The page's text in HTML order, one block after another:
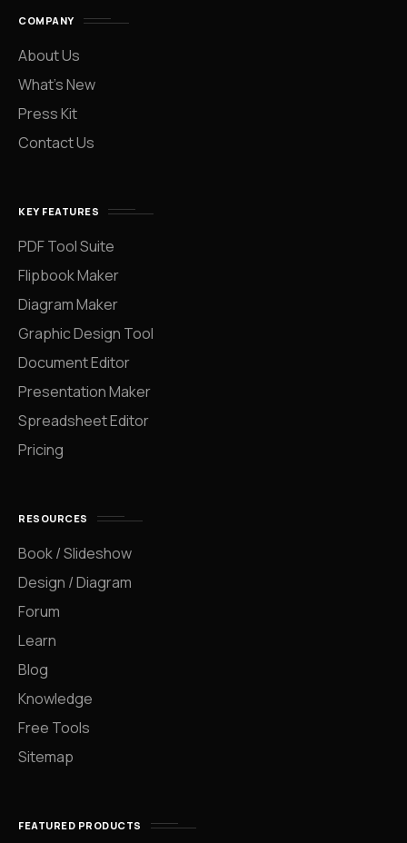
COMPANY
About Us
What’s New
Press Kit
Contact Us
KEY FEATURES
PDF Tool Suite
Flipbook Maker
Diagram Maker
Graphic Design Tool
Document Editor
Presentation Maker
Spreadsheet Editor
Pricing
RESOURCES
Book / Slideshow
Design / Diagram
Forum
Learn
Blog
Knowledge
Free Tools
Sitemap
FEATURED PRODUCTS